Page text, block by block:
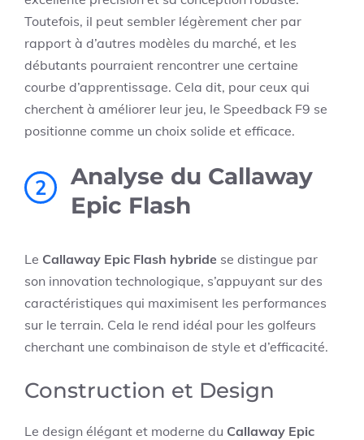
Toutefois, il peut sembler légèrement cher par
rapport à d’autres modèles du marché, et les
débutants pourraient rencontrer une certaine
courbe d’apprentissage. Cela dit, pour ceux qui
cherchent à améliorer leur jeu, le Speedback F9 se
positionne comme un choix solide et efficace.
2
Analyse du Callaway
Epic Flash
Le Callaway Epic Flash hybride se distingue par
son innovation technologique, s’appuyant sur des
caractéristiques qui maximisent les performances
sur le terrain. Cela le rend idéal pour les golfeurs
cherchant une combinaison de style et d’efficacité.
Construction et Design
Le design élégant et moderne du Callaway Epic